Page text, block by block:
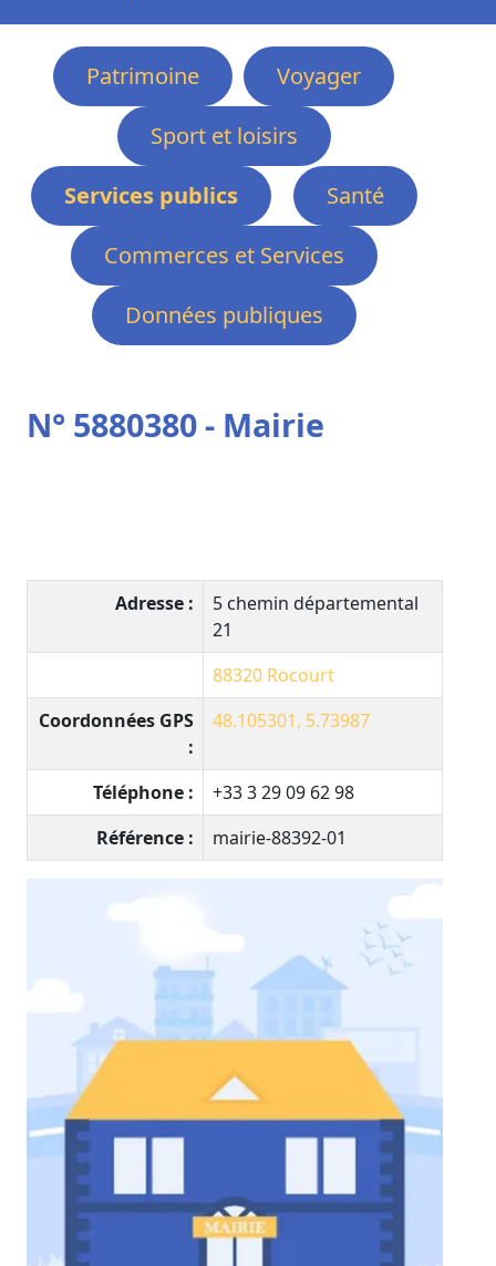
Patrimoine
Voyager
Sport et loisirs
Services publics
Santé
Commerces et Services
Données publiques
N° 5880380 - Mairie
Adresse :
5 chemin départemental
21
88320 Rocourt
Coordonnées GPS
:
48.105301, 5.73987
Téléphone :
+33 3 29 09 62 98
Référence :
mairie-88392-01